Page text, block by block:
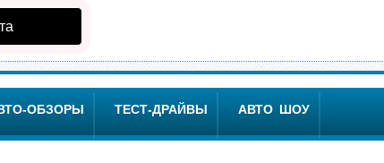
ОБЗОРЫ ТЕСТ-ДРАЙВЫ АВТО ШОУ